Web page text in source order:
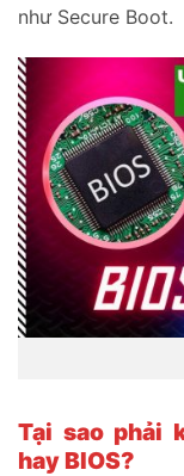
như Secure Boot.
Tại sao phải
hay BIOS?